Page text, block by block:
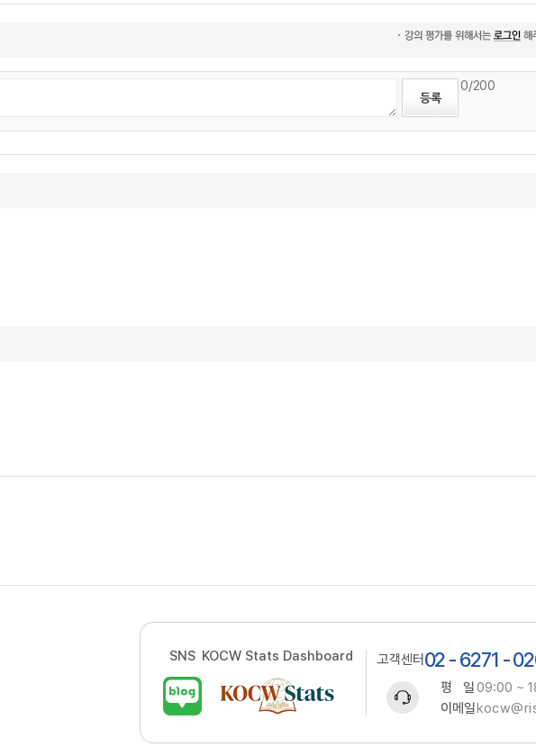
0/200
SNS KOCW Stats Dashboard 고객센터 02 - 6271 -
평 일09:00 ~
이메일